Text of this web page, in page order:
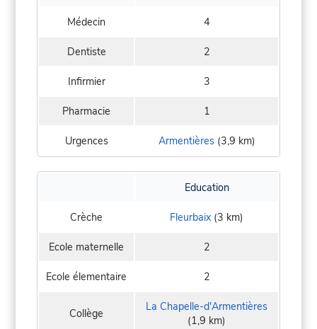
Médecin 4
Dentiste 2
Infirmier 3
Pharmacie 1
Urgences Armentières(3,9 km)
Education
Crèche Fleurbaix (3 km)
Ecole maternelle 2
Ecole élementaire 2
Collège
La Chapelle-d'Armentières
(1,9 km)